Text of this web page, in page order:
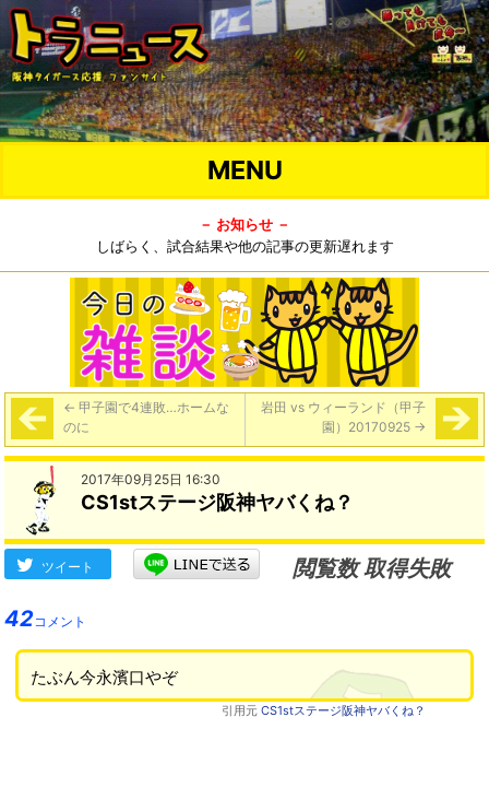
MENU
－ お知らせ －
しばらく、試合結果や他の記事の更新遅れます
← 甲子園で4連敗…ホームな
のに
岩田 vs ウィーランド（甲子
園）20170925 →
2017年09月25日 16:30
CS1stステージ阪神ヤバくね？
ツイート
閲覧数 取得失敗
42コメント
たぶん今永濱口やぞ
引用元 CS1stステージ阪神ヤバくね？